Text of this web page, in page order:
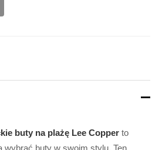
buty na plażę Lee Copper to